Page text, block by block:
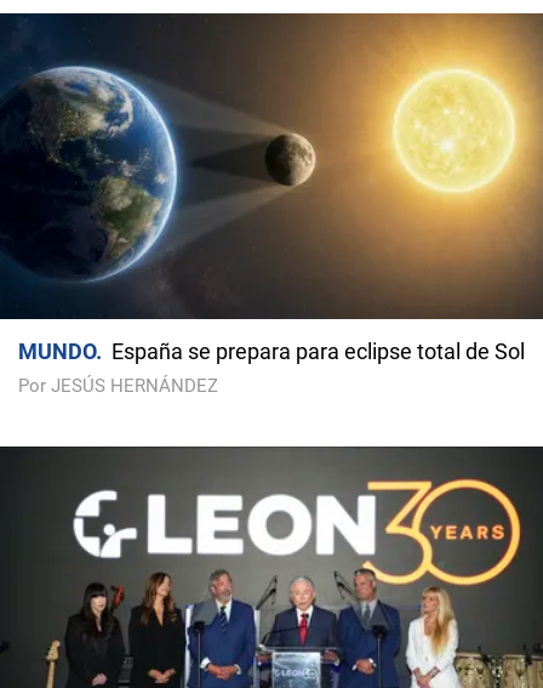
MUNDO España se prepara para eclipse total de Sol
Por JESÚS HERNÁNDEZ